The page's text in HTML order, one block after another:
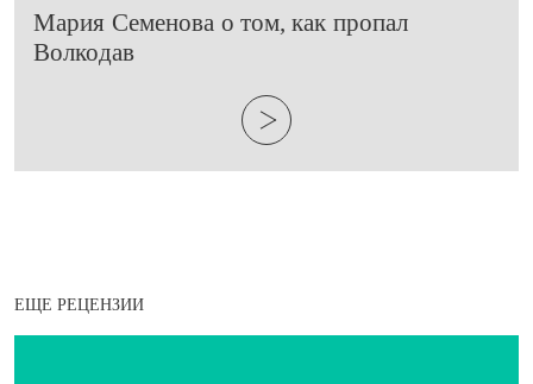
​Мария Семенова о том, как пропал
Волкодав
ЕЩЕ РЕЦЕНЗИИ